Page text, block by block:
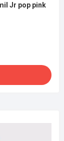
Jr pop pink